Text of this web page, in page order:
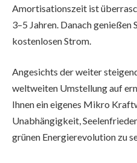
Amortisationszeit ist
3–5 Jahren. Danach genießen
kostenlosen Strom.
Angesichts der weiter
weltweiten Umstellung auf
Ihnen ein eigenes Mikro
Unabhängigkeit,
grünen Energierevolution zu